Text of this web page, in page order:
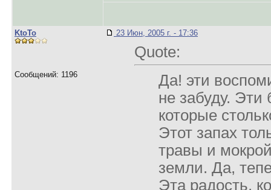
KtoTo
Сообщений: 1196
23 Июн, 2005 г. - 17:36
Quote:
Да! эти
не забуду. Эти
которые
Этот запах
травы и
земли. Да,
Эта радость,